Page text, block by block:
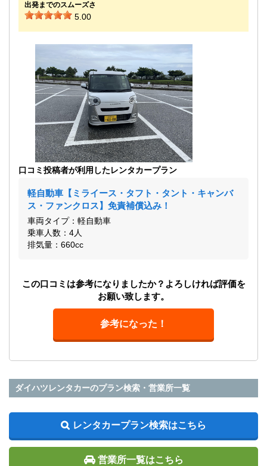
出発までのスムーズさ
5.00
口コミ投稿者が利用したレンタカープラン
軽自動車【ミライース・タフト・タント・キャンバ
ス・ファンクロス】免責補償込み！
車両タイプ：軽自動車
乗車人数：4人
排気量：660cc
この口コミは参考になりましたか？よろしければ評価を
お願い致します。
参考になった！
ダイハツレンタカーのプラン検索・営業所一覧
レンタカープラン検索はこちら
営業所一覧はこちら